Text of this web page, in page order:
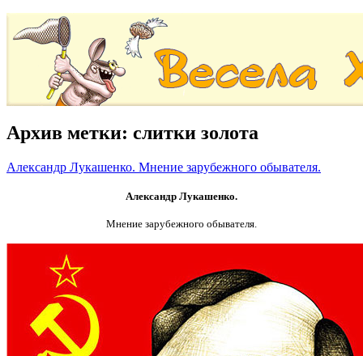
Архив метки: слитки золота
Александр Лукашенко. Мнение зарубежного обывателя.
Александр Лукашенко.
Мнение зарубежного обывателя.